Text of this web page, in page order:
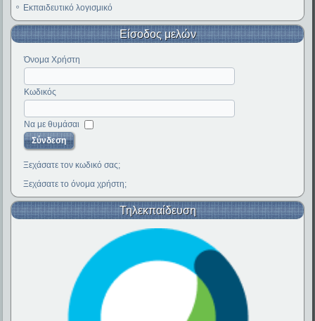
Εκπαιδευτικό λογισμικό
Είσοδος μελών
Όνομα Χρήστη
Κωδικός
Να με θυμάσαι
Ξεχάσατε τον κωδικό σας;
Ξεχάσατε το όνομα χρήστη;
Τηλεκπαίδευση